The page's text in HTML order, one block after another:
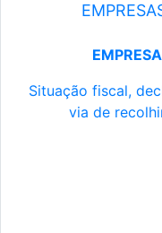
Situação fiscal,
via de